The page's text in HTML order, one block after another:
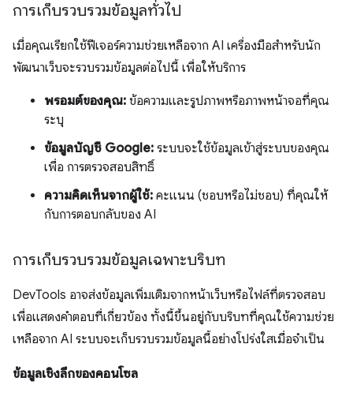
การเก็บรวบรวมข้อมูลทั่วไป
เมื่อคุณเรียกใช้ฟีเจอร์ความช่วยเหลือจาก AI เครื่องมือสำหรับนัก
พัฒนาเว็บจะรวบรวมข้อมูลต่อไปนี้ เพื่อให้บริการ
พรอมต์ของคุณ: ข้อความและรูปภาพหรือภาพหน้าจอที่คุณ
ระบุ
ข้อมูลบัญชี Google: ระบบจะใช้ข้อมูลเข้าสู่ระบบของคุณ
เพื่อ การตรวจสอบสิทธิ์
ความคิดเห็นจากผู้ใช้: คะแนน (ชอบหรือไม่ชอบ) ที่คุณให้
กับการตอบกลับของ AI
การเก็บรวบรวมข้อมูลเฉพาะบริบท
DevTools อาจส่งข้อมูลเพิ่มเติมจากหน้าเว็บหรือไฟล์ที่ตรวจสอบ
เพื่อแสดงคำตอบที่เกี่ยวข้อง ทั้งนี้ขึ้นอยู่กับบริบทที่คุณใช้ความช่วย
เหลือจาก AI ระบบจะเก็บรวบรวมข้อมูลนี้อย่างโปร่งใสเมื่อจำเป็น
ข้อมูลเชิงลึกของคอนโซล